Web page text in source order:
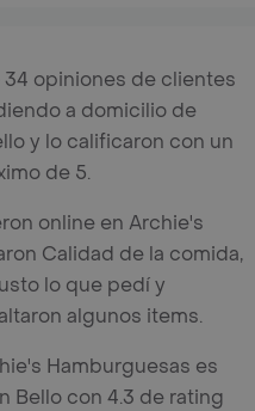
opiniones de clientes
a domicilio de
y lo calificaron con un
de 5.
online en Archie's
Calidad de la comida,
lo que pedí y
algunos items.
Hamburguesas es
Bello con 4.3 de rating